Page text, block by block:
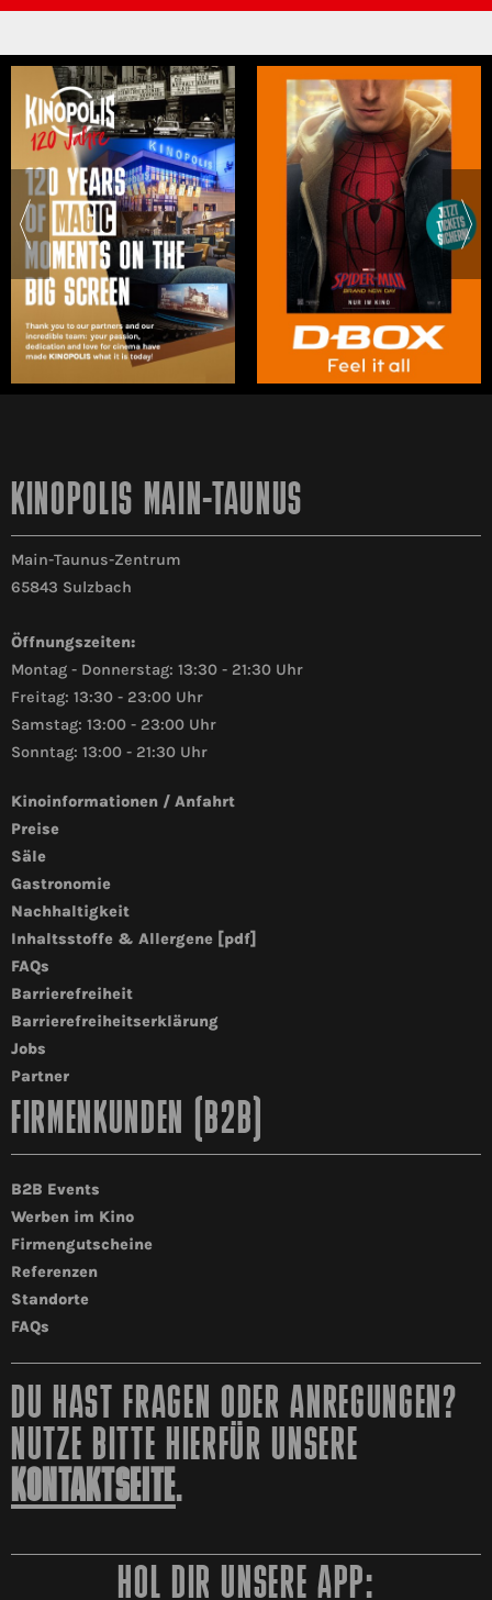
KINOPOLIS MAIN-TAUNUS
Main-Taunus-Zentrum
65843 Sulzbach
Öffnungszeiten:
Montag - Donnerstag: 13:30 - 21:30 Uhr
Freitag: 13:30 - 23:00 Uhr
Samstag: 13:00 - 23:00 Uhr
Sonntag: 13:00 - 21:30 Uhr
Kinoinformationen / Anfahrt
Preise
Säle
Gastronomie
Nachhaltigkeit
Inhaltsstoffe & Allergene [pdf]
FAQs
Barrierefreiheit
Barrierefreiheitserklärung
Jobs
Partner
FIRMENKUNDEN (B2B)
B2B Events
Werben im Kino
Firmengutscheine
Referenzen
Standorte
FAQs
DU HAST FRAGEN ODER ANREGUNGEN?
NUTZE BITTE HIERFÜR UNSERE
KONTAKTSEITE.
HOL DIR UNSERE APP: